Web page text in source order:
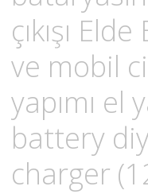
çıkışı
ve mobil
yapımı el
battery
charger